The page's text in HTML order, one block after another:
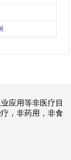
应用等非医疗目
，非药用，非食